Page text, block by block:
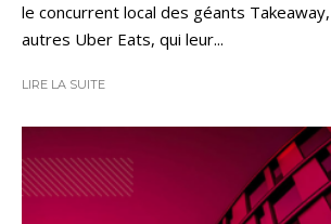
le concurrent local des géants
autres Uber Eats, qui leur...
LIRE LA SUITE